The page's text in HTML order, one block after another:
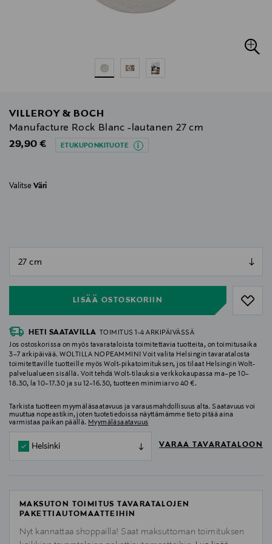
VILLEROY & BOCH
Manufacture Rock Blanc -lautanen 27 cm
Original Price
29,90 € ETUKUPONKITUOTE
Valitse Väri
LISÄÄ OSTOSKORIIN
HETI SAATAVILLA
TOIMITUS 1-4 ARKIPÄIVÄSSÄ
Jos ostoskorissa on myös tavarataloista toimitettavia tuotteita, on toimitusaika
3–7 arkipäivää. WOLTILLA NOPEAMMIN! Voit valita Helsingin tavaratalosta
toimitettaville tuotteille myös Wolt-pikatoimituksen, jos tilaat Helsingin Wolt-
palvelualueen sisällä. Voit tehdä Wolt-tilauksia verkkokaupassa ma–pe 10–
18.30, la 10–17.30 ja su 12–16.30, tuotteen minimiarvo 40 €.
Tarkista tuotteen myymäläsaatavuus ja varausmahdollisuus alta. Saatavuus voi
muuttua nopeastikin, joten tuotetiedoissa näyttämämme tieto pitää aina
varmistaa paikan päällä. Myymäläsaatavuus
Helsinki VARAA TAVARATALOON
MAKSUTON TOIMITUS TAVARATALOJEN
PAKETTIAUTOMAATTEIHIN
Nyt kannattaa shoppailla! Saat maksuttoman toimituksen